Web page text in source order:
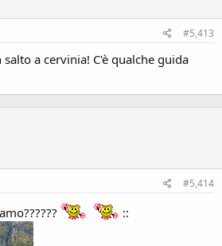
#5,413
a cervinia! C'è qualche guida
#5,414
::